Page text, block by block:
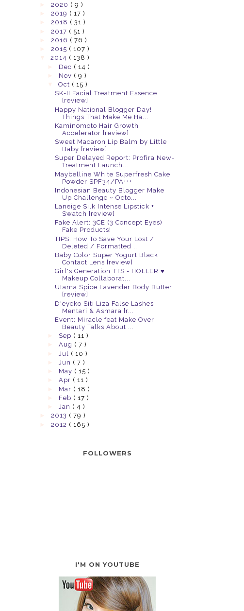
2020 ( 9 )
2019 ( 17 )
2018 ( 31 )
2017 ( 51 )
2016 ( 76 )
2015 ( 107 )
2014 ( 138 )
Dec ( 14 )
Nov ( 9 )
Oct ( 15 )
SK-II Facial Treatment Essence
[review]
Happy National Blogger Day!
Things That Make Me Ha...
Kaminomoto Hair Growth
Accelerator [review]
Sweet Macaron Lip Balm by Little
Baby [review]
Super Delayed Report: Profira New-
Treatment Launch...
Maybelline White Superfresh Cake
Powder SPF34/PA+++
Indonesian Beauty Blogger Make
Up Challenge ~ Octo...
Laneige Silk Intense Lipstick +
Swatch [review]
Fake Alert: 3CE (3 Concept Eyes)
Fake Products!
TIPS: How To Save Your Lost /
Deleted / Formatted ...
Baby Color Super Yogurt Black
Contact Lens [review]
Girl's Generation TTS - HOLLER ♥
Makeup Collaborat...
Utama Spice Lavender Body Butter
[review]
D'eyeko Siti Liza False Lashes
Mentari & Asmara [r...
Event: Miracle feat Make Over:
Beauty Talks About ...
Sep ( 11 )
Aug ( 7 )
Jul ( 10 )
Jun ( 7 )
May ( 15 )
Apr ( 11 )
Mar ( 18 )
Feb ( 17 )
Jan ( 4 )
2013 ( 79 )
2012 ( 165 )
FOLLOWERS
I'M ON YOUTUBE